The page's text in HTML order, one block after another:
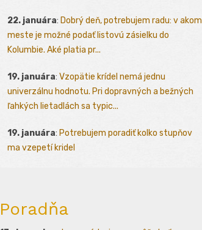
22. januára: Dobrý deň, potrebujem radu: v akom
meste je možné podať listovú zásielku do
Kolumbie. Aké platia pr...
19. januára: Vzopätie krídel nemá jednu
univerzálnu hodnotu. Pri dopravných a bežných
ľahkých lietadlách sa typic...
19. januára: Potrebujem poradiť kolko stupňov
ma vzepetí kridel
Poradňa